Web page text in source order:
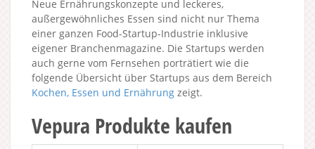
Neue Ernährungskonzepte und leckeres,
außergewöhnliches Essen sind nicht nur Thema
einer ganzen Food-Startup-Industrie inklusive
eigener Branchenmagazine. Die Startups werden
auch gerne vom Fernsehen porträtiert wie die
folgende Übersicht über Startups aus dem Bereich
Kochen, Essen und Ernährung zeigt.
Vepura Produkte kaufen